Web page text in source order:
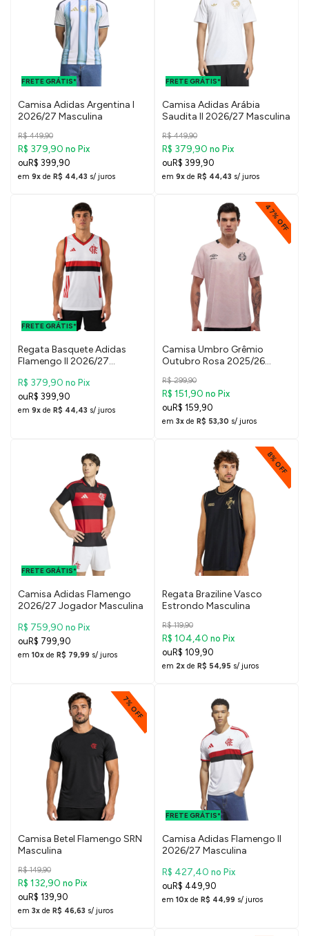
FRETE GRÁTIS*
FRETE GRÁTIS
PARA O DF E
Camisa Adidas Argentina I
2026/27 Masculina
R$ 449,90
R$ 379,90 no Pix
R$ 399,90
em 9x de R$ 44,43 s/ juros
FRETE GRÁTIS*
FRETE GRÁTIS
PARA O DF E
SUDESTE
Camisa Adidas Arábia
Saudita II 2026/27 Masculina
R$ 449,90
R$ 379,90 no Pix
R$ 399,90
em 9x de R$ 44,43 s/ juros
FRETE GRÁTIS*
FRETE GRÁTIS
PARA O DF E
SUDESTE
Regata Basquete Adidas
Flamengo II 2026/27
R$ 379,90 no Pix
R$ 399,90
em 9x de R$ 44,43 s/ juros
47% OFF
Camisa Umbro Grêmio
Outubro Rosa 2025/26
R$ 299,90
R$ 151,90 no Pix
R$ 159,90
em 3x de R$ 53,30 s/ juros
FRETE GRÁTIS*
FRETE GRÁTIS
PARA O DF E
SUDESTE
Camisa Adidas Flamengo
2026/27 Jogador Masculina
R$ 759,90 no Pix
R$ 799,90
em 10x de R$ 79,99 s/ juros
8% OFF
Regata Braziline Vasco
Estrondo Masculina
R$ 119,90
R$ 104,40 no Pix
R$ 109,90
em 2x de R$ 54,95 s/ juros
7% OFF
Camisa Betel Flamengo SRN
Masculina
R$ 149,90
R$ 132,90 no Pix
R$ 139,90
em 3x de R$ 46,63 s/ juros
FRETE GRÁTIS*
FRETE GRÁTIS
PARA O DF E
SUDESTE
Camisa Adidas Flamengo II
2026/27 Masculina
R$ 427,40 no Pix
R$ 449,90
em 10x de R$ 44,99 s/ juros